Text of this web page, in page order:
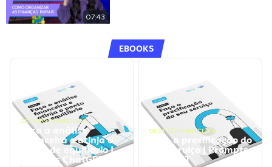
07:43
EBOOKS
GESTÃO FINANCEIRA
Faça a análise
financeira e atinja o
ponto de equilíbrio |
Prompts ChatGPT
GESTÃO FINANCEIRA
Faça a precificação do
seu serviço | Prompts
ChatGPT